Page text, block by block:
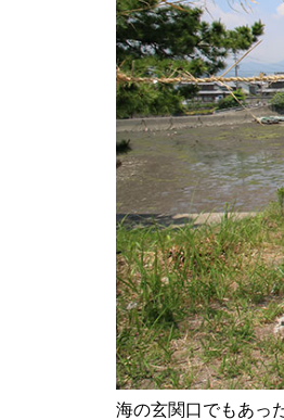
海の玄関口でもあっ